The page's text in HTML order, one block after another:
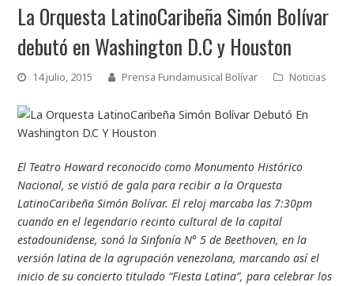
La Orquesta LatinoCaribeña Simón Bolívar
debutó en Washington D.C y Houston
14 julio, 2015 Prensa Fundamusical Bolívar Noticias
El Teatro Howard reconocido como Monumento Histórico
Nacional, se vistió de gala para recibir a la Orquesta
LatinoCaribeña Simón Bolívar. El reloj marcaba las 7:30pm
cuando en el legendario recinto cultural de la capital
estadounidense, sonó la Sinfonía N° 5 de Beethoven, en la
versión latina de la agrupación venezolana, marcando así el
inicio de su concierto titulado “Fiesta Latina”, para celebrar los